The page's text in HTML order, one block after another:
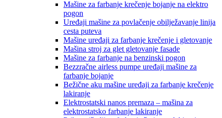
Mašine za farbanje krečenje bojanje na elektro
pogon
Uređaji mašine za povlačenje obilježavanje linija
cesta puteva
Mašine uređaji za farbanje krečenje i gletovanje
Mašina stroj za glet gletovanje fasade
Mašine za farbanje na benzinski pogon
Bezzračne airless pumpe uređaji mašine za
farbanje bojanje
Bežične aku mašine uređaji za farbanje krečenje
lakiranje
Elektrostatski nanos premaza – mašina za
elektrostatsko farbanje lakiranje